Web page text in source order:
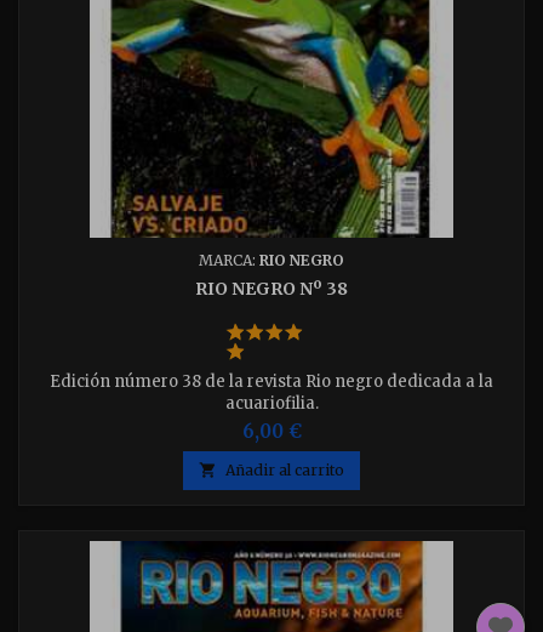
MARCA: RIO NEGRO
RIO NEGRO Nº 38
Edición número 38 de la revista Rio negro dedicada a la
acuariofilia.
6,00 €
 Añadir al carrito